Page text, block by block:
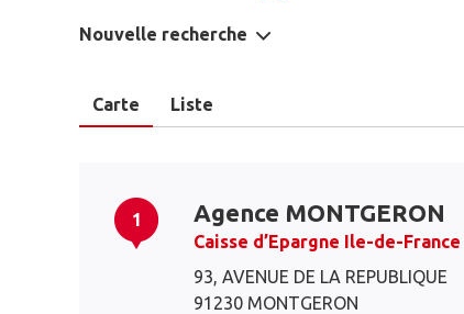
Nouvelle recherche
Carte Liste
1 Agence MONTGERON
Caisse d’Epargne Ile-de-France
93, AVENUE DE LA REPUBLIQUE
91230 MONTGERON